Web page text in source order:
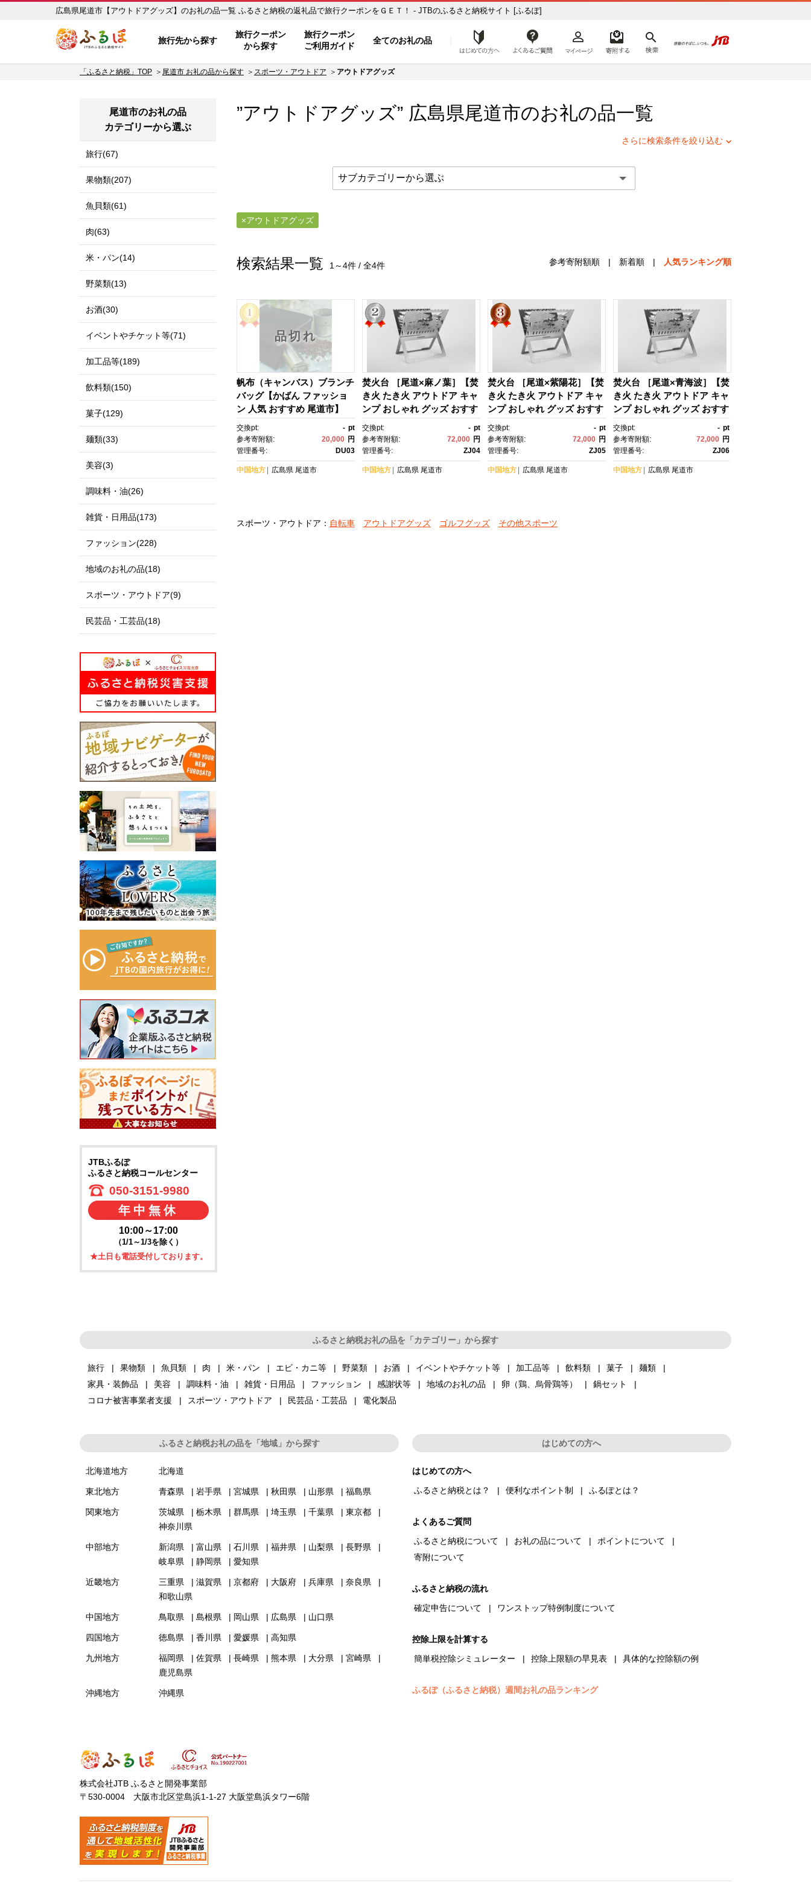
広島県尾道市【アウトドアグッズ】のお礼の品一覧 ふるさと納税の返礼品で旅行クーポンをＧＥＴ！ - JTBのふるさと納税サイト [ふるぽ]
旅行先から探す
旅行クーポン
から探す
旅行クーポン
ご利用ガイド
全てのお礼の品 はじめての方へ
「ふるさと納税」TOP 尾道市 お礼の品から探す スポーツ・アウトドア アウトドアグッズ
”アウトドアグッズ” 広島県尾道市のお礼の品一覧
さらに検索条件を絞り込む
アウトドアグッズ
検索結果一覧 1～4件 / 全4件 参考寄附額順 | 新着順 | 人気ランキング順
品切れ
帆布（キャンバス）ブランチ
バッグ【かばん ファッショ
ン 人気 おすすめ 尾道市】
交換pt: - pt
参考寄附額:
20,000 円
管理番号:
DU03
中国地方 広島県 尾道市
焚火台 ［尾道×麻ノ葉］【焚
き火 たき火 アウトドア キャ
ンプ おしゃれ グッズ おすす
め 広島県 尾道市】
交換pt: - pt
参考寄附額:
72,000 円
管理番号:
ZJ04
中国地方 広島県 尾道市
焚火台 ［尾道×紫陽花］【焚
き火 たき火 アウトドア キャ
ンプ おしゃれ グッズ おすす
め 広島県 尾道市】
交換pt: - pt
参考寄附額:
72,000 円
管理番号:
ZJ05
中国地方 広島県 尾道市
焚火台 ［尾道×青海波］【焚
き火 たき火 アウトドア キャ
ンプ おしゃれ グッズ おすす
め 広島県 尾道市】
交換pt: - pt
参考寄附額:
72,000 円
管理番号:
ZJ06
中国地方 広島県 尾道市
スポーツ・アウトドア： 自転車 アウトドアグッズ ゴルフグッズ その他スポーツ
尾道市のお礼の品
カテゴリーから選ぶ
旅行(67)
果物類(207)
魚貝類(61)
肉(63)
米・パン(14)
野菜類(13)
お酒(30)
イベントやチケット等(71)
加工品等(189)
飲料類(150)
菓子(129)
麺類(33)
美容(3)
調味料・油(26)
雑貨・日用品(173)
ファッション(228)
地域のお礼の品(18)
スポーツ・アウトドア(9)
民芸品・工芸品(18)
JTBふるぽ
ふるさと納税コールセンター
050-3151-9980
年中無休
10:00～17:00
（1/1～1/3を除く）
★土日も電話受付しております。
ふるさと納税お礼の品を「カテゴリー」から探す
旅行 果物類 魚貝類 肉 米・パン エビ・カニ等 野菜類 お酒 イベントやチケット等 加工品等 飲料類 菓子
麺類
家具・装飾品
美容 調味料・油 雑貨・日用品 ファッション 感謝状等 地域のお礼の品 卵（鶏、烏骨鶏等）
鍋セット
コロナ被害事業者支援
スポーツ・アウトドア 民芸品・工芸品 電化製品
ふるさと納税お礼の品を「地域」から探す
北海道地方 北海道
東北地方 青森県 岩手県 宮城県 秋田県 山形県 福島県
関東地方 茨城県 栃木県 群馬県 埼玉県 千葉県
東京都
神奈川県
中部地方 新潟県 富山県 石川県 福井県 山梨県
長野県
岐阜県
静岡県 愛知県
近畿地方 三重県 滋賀県 京都府 大阪府 兵庫県
奈良県
和歌山県
中国地方 鳥取県 島根県 岡山県 広島県 山口県
四国地方 徳島県 香川県 愛媛県 高知県
九州地方 福岡県 佐賀県 長崎県 熊本県 大分県
宮崎県
鹿児島県
沖縄地方 沖縄県
はじめての方へ
はじめての方へ
ふるさと納税とは？
便利なポイント制 ふるぽとは？
よくあるご質問
ふるさと納税について
お礼の品について
ポイントについて
寄附について
ふるさと納税の流れ
確定申告について
ワンストップ特例制度について
控除上限を計算する
簡単税控除シミュレーター
控除上限額の早見表 具体的な控除額の例
ふるぽ（ふるさと納税）週間お礼の品ランキング
株式会社JTB ふるさと開発事業部
〒530-0004 大阪市北区堂島浜1-1-27 大阪堂島浜タワー6階